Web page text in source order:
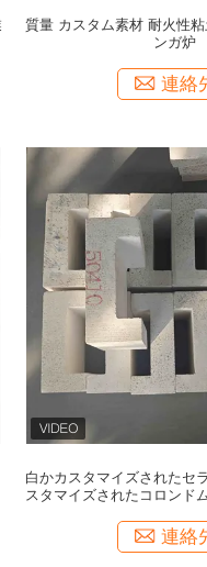
質量 カスタム素材 耐火性
ンガ炉
連絡
白かカスタマイズされたセ
スタマイズされたコロンド
連絡